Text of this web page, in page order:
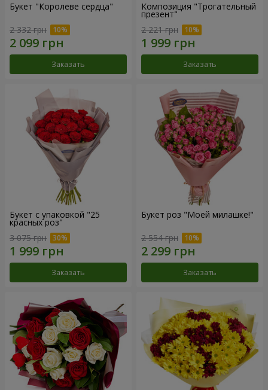
Букет "Королеве сердца"
2 332 грн
Заказать
Композиция "Трогательный
презент"
2 221 грн
Заказать
Букет с упаковкой "25
красных роз"
3 075 грн
Заказать
Букет роз "Моей милашке!"
2 554 грн
Заказать